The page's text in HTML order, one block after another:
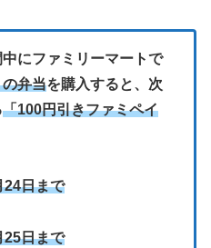
中にファミリーマートで
弁当を購入すると、次
「100円引きファミペイ
24日まで
25日まで